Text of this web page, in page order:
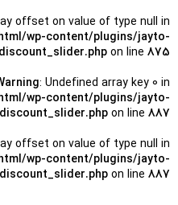
offset on value of type null in
wp-content/plugins/jayto-
on line 875
: Undefined array key 0 in
wp-content/plugins/jayto-
on line 887
offset on value of type null in
wp-content/plugins/jayto-
on line 887